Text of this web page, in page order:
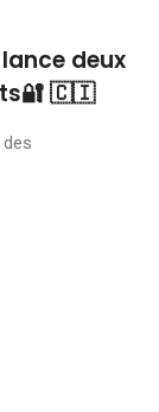
deux
🇨🇮